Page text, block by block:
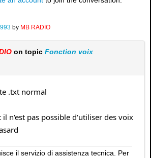
by MB RADIO
on topic Fonction voix
.txt normal
n'est pas possible d'utiliser des voix
il servizio di assistenza tecnica. Per